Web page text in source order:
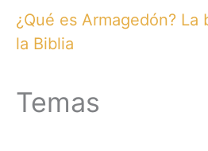
¿Qué es Armagedón? La
la Biblia
Temas